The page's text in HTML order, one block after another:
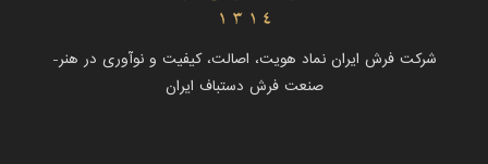
شرکت فرش ایران نماد هویت، اصالت، کیفیت و نوآوری در هنر-
صنعت فرش دستباف ایران